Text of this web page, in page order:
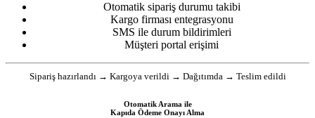
Otomatik sipariş durumu takibi
Kargo firması entegrasyonu
SMS ile durum bildirimleri
Müşteri portal erişimi
Sipariş hazırlandı → Kargoya verildi → Dağıtımda → Teslim edildi
Otomatik Arama ile
Kapıda Ödeme Onayı Alma